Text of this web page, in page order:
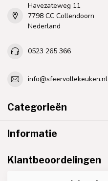
Havezateweg 11
7798 CC Collendoorn
Nederland
0523 265 366
info@sfeervollekeuken.nl
Categorieën
Informatie
Klantbeoordelingen